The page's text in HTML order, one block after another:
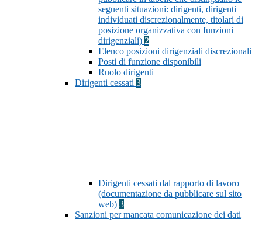
seguenti situazioni: dirigenti, dirigenti
individuati discrezionalmente, titolari di
posizione organizzativa con funzioni
dirigenziali) 2
Elenco posizioni dirigenziali discrezionali
Posti di funzione disponibili
Ruolo dirigenti
Dirigenti cessati 3
Dirigenti cessati dal rapporto di lavoro
(documentazione da pubblicare sul sito
web) 3
Sanzioni per mancata comunicazione dei dati